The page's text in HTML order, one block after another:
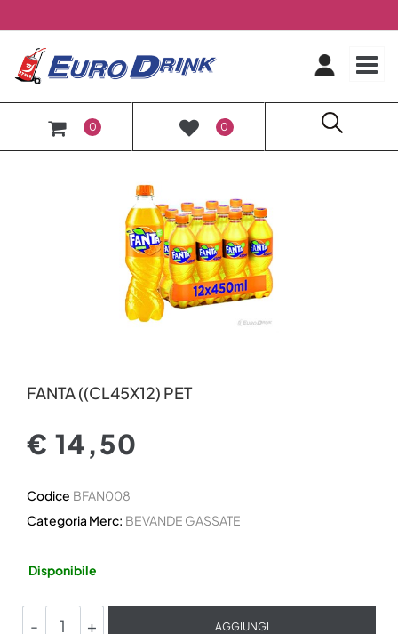
0 0
FANTA ((CL45X12) PET
€ 14,50
Codice BFAN008
Categoria Merc: BEVANDE GASSATE
Disponibile
AGGIUNGI